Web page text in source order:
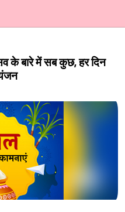
के बारे में सब कुछ, हर दिन